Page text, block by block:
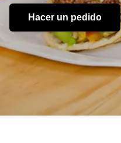
Hacer un pedido